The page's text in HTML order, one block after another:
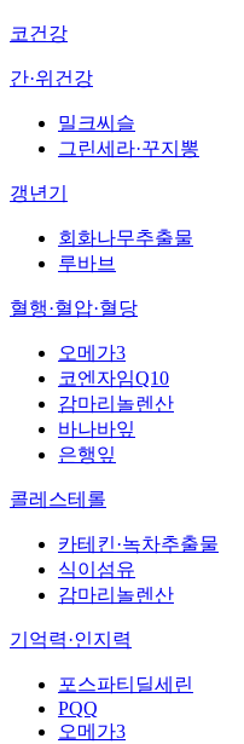
코건강
간·위건강
밀크씨슬
그린세라·꾸지뽕
갱년기
회화나무추출물
루바브
혈행·혈압·혈당
오메가3
코엔자임Q10
감마리놀렌산
바나바잎
은행잎
콜레스테롤
카테킨·녹차추출물
식이섬유
감마리놀렌산
기억력·인지력
포스파티딜세린
PQQ
오메가3